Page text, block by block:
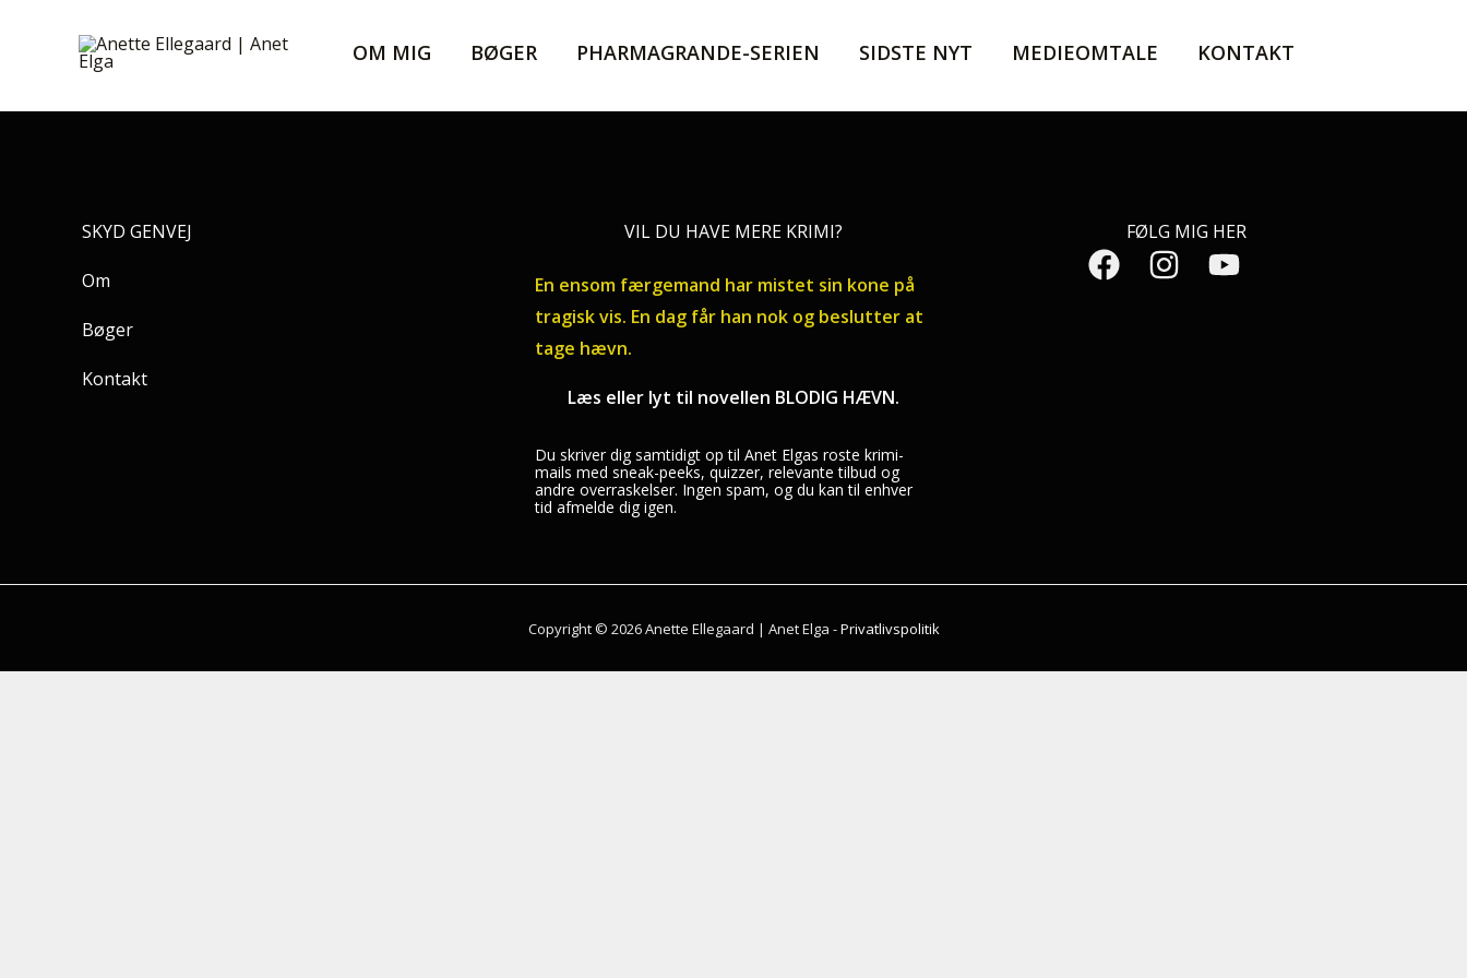
OM MIG BØGER PHARMAGRANDE-SERIEN SIDSTE NYT MEDIEOMTALE KONTAKT
SKYD GENVEJ
Om
Bøger
Kontakt
VIL DU HAVE MERE KRIMI?
En ensom færgemand har mistet sin kone på
tragisk vis. En dag får han nok og beslutter at
tage hævn.
Læs eller lyt til novellen BLODIG HÆVN.
Du skriver dig samtidigt op til Anet Elgas roste krimi-
mails med sneak-peeks, quizzer, relevante tilbud og
andre overraskelser. Ingen spam, og du kan til enhver
tid afmelde dig igen.
FØLG MIG HER
Copyright © 2026 Anette Ellegaard | Anet Elga -Privatlivspolitik